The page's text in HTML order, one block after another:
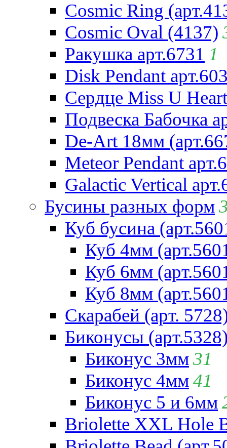
Cosmic Ring
Cosmic Oval (4137)
Ракушка арт.6731 1
Disk Pendant
Сердце Miss U
Подвеска Бабочка
De-Art 18мм
Meteor Pendant
Galactic Vertical
Бусины разных форм
Куб бусина
Куб 4мм
Куб 6мм
Куб 8мм
Скарабей (арт.
Биконусы
Биконус 3мм31
Биконус 4мм41
Биконус 5 и 6мм
Briolette XXL Hole